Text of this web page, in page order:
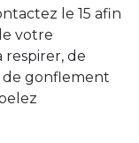
le 15 afin
votre
de
de gonflement